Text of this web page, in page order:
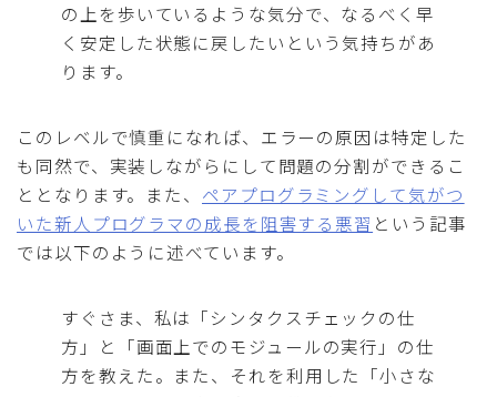
の上を歩いているような気分で、なるべく早
く安定した状態に戻したいという気持ちがあ
ります。
このレベルで慎重になれば、エラーの原因は特定した
も同然で、実装しながらにして問題の分割ができるこ
ととなります。また、 ペアプログラミングして気がつ
いた新人プログラマの成長を阻害する悪習 という記事
では以下のように述べています。
すぐさま、私は「シンタクスチェックの仕
方」と「画面上でのモジュールの実行」の仕
方を教えた。また、それを利用した「小さな